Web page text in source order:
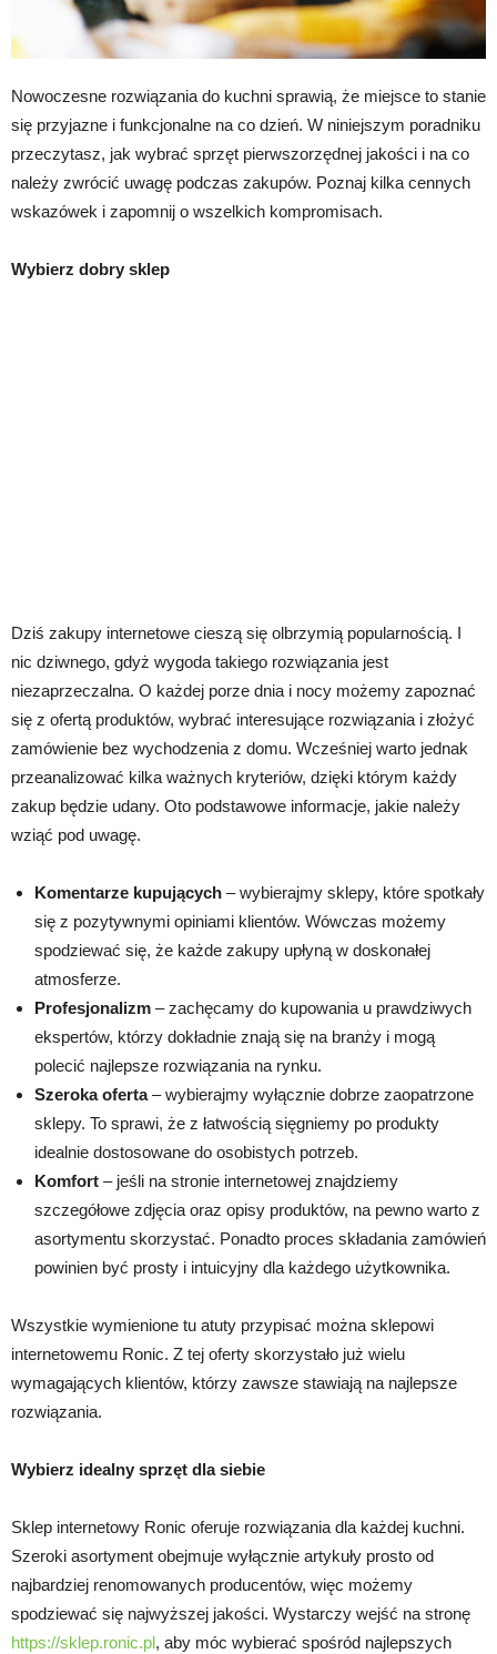
Nowoczesne rozwiązania do kuchni sprawią, że miejsce to stanie
się przyjazne i funkcjonalne na co dzień. W niniejszym poradniku
przeczytasz, jak wybrać sprzęt pierwszorzędnej jakości i na co
należy zwrócić uwagę podczas zakupów. Poznaj kilka cennych
wskazówek i zapomnij o wszelkich kompromisach.
Wybierz dobry sklep
Dziś zakupy internetowe cieszą się olbrzymią popularnością. I
nic dziwnego, gdyż wygoda takiego rozwiązania jest
niezaprzeczalna. O każdej porze dnia i nocy możemy zapoznać
się z ofertą produktów, wybrać interesujące rozwiązania i złożyć
zamówienie bez wychodzenia z domu. Wcześniej warto jednak
przeanalizować kilka ważnych kryteriów, dzięki którym każdy
zakup będzie udany. Oto podstawowe informacje, jakie należy
wziąć pod uwagę.
Komentarze kupujących – wybierajmy sklepy, które spotkały
się z pozytywnymi opiniami klientów. Wówczas możemy
spodziewać się, że każde zakupy upłyną w doskonałej
atmosferze.
Profesjonalizm – zachęcamy do kupowania u prawdziwych
ekspertów, którzy dokładnie znają się na branży i mogą
polecić najlepsze rozwiązania na rynku.
Szeroka oferta– wybierajmy wyłącznie dobrze zaopatrzone
sklepy. To sprawi, że z łatwością sięgniemy po produkty
idealnie dostosowane do osobistych potrzeb.
Komfort – jeśli na stronie internetowej znajdziemy
szczegółowe zdjęcia oraz opisy produktów, na pewno warto z
asortymentu skorzystać. Ponadto proces składania zamówień
powinien być prosty i intuicyjny dla każdego użytkownika.
Wszystkie wymienione tu atuty przypisać można sklepowi
internetowemu Ronic. Z tej oferty skorzystało już wielu
wymagających klientów, którzy zawsze stawiają na najlepsze
rozwiązania.
Wybierz idealny sprzęt dla siebie
Sklep internetowy Ronic oferuje rozwiązania dla każdej kuchni.
Szeroki asortyment obejmuje wyłącznie artykuły prosto od
najbardziej renomowanych producentów, więc możemy
spodziewać się najwyższej jakości. Wystarczy wejść na stronę
https://sklep.ronic.pl, aby móc wybierać spośród najlepszych